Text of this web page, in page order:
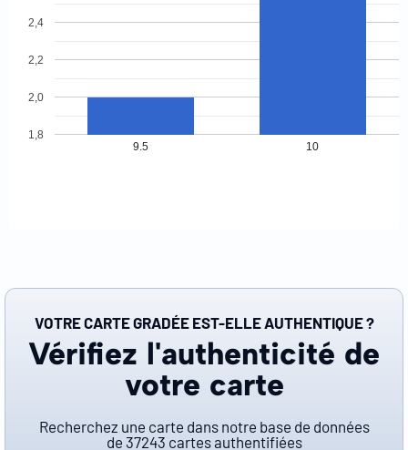
9.5 10
1,8
2,0
2,2
2,4
VOTRE CARTE GRADÉE EST-ELLE AUTHENTIQUE ?
Vérifiez l'authenticité de
votre carte
Recherchez une carte dans notre base de données
de 37243 cartes authentifiées